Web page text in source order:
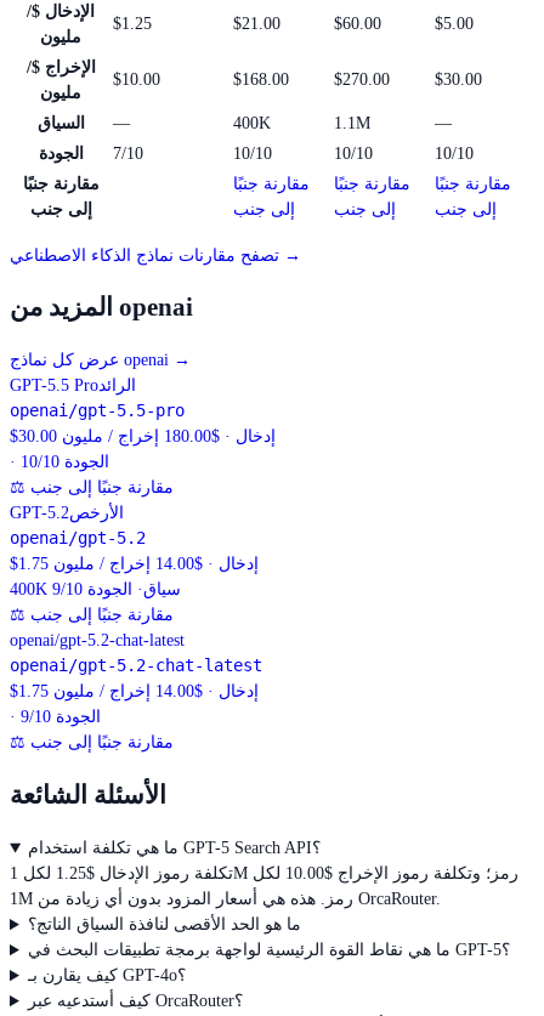
الإدخال $/
مليون
$1.25 $21.00 $60.00 $5.00
الإخراج $/
مليون
$10.00 $168.00 $270.00 $30.00
السياق — 400K 1.1M
—
الجودة
7/10 10/10 10/10
10/10
مقارنة جنبًا
إلى جنب
مقارنة جنبًا
إلى جنب
مقارنة جنبًا
إلى جنب
مقارنة جنبًا
إلى جنب
تصفح مقارنات نماذج الذكاء الاصطناعي →
المزيد من openai
عرض كل نماذج openai →
GPT-5.5 Proالرائد
openai/gpt-5.5-pro
$30.00 إدخال · $180.00 إخراج / مليون
· الجودة 10/10
⚖ مقارنة جنبًا إلى جنب
GPT-5.2الأرخص
openai/gpt-5.2
$1.75 إدخال · $14.00 إخراج / مليون
400K
سياق· الجودة 9/10
⚖ مقارنة جنبًا إلى جنب
openai/gpt-5.2-chat-latest
openai/gpt-5.2-chat-latest
$1.75 إدخال · $14.00 إخراج / مليون
· الجودة 9/10
⚖ مقارنة جنبًا إلى جنب
الأسئلة الشائعة
ما هي تكلفة استخدام GPT-5 Search API؟
تكلفة رموز الإدخال $1.25 لكل 1M رمز؛ وتكلفة رموز الإخراج $10.00 لكل
1M رمز. هذه هي أسعار المزود بدون أي زيادة من OrcaRouter.
ما هو الحد الأقصى لنافذة السياق الناتج؟
ما هي نقاط القوة الرئيسية لواجهة برمجة تطبيقات البحث في GPT-5؟
كيف يقارن بـ GPT-4o؟
كيف أستدعيه عبر OrcaRouter؟